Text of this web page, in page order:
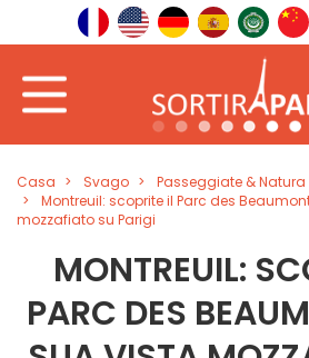
Casa Svago
Passeggiate & Natura
Montreuil: scoprite il Parc des
mozzafiato su Parigi
MONTREUIL:
PARC DES